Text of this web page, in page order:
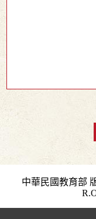
中華民國教育部